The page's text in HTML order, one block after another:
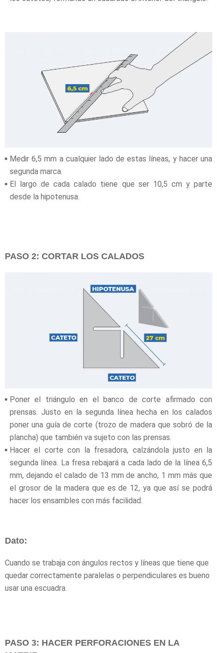
Medir 6,5 mm a cualquier lado de estas líneas, y hacer una
segunda marca.
El largo de cada calado tiene que ser 10,5 cm y parte
desde la hipotenusa.
PASO 2: CORTAR LOS CALADOS
Poner el triángulo en el banco de corte afirmado con
prensas. Justo en la segunda línea hecha en los calados
poner una guía de corte (trozo de madera que sobró de la
plancha) que también va sujeto con las prensas.
Hacer el corte con la fresadora, calzándola justo en la
segunda línea. La fresa rebajará a cada lado de la línea 6,5
mm, dejando el calado de 13 mm de ancho, 1 mm más que
el grosor de la madera que es de 12, ya que así se podrá
hacer los ensambles con más facilidad.
Dato:
Cuando se trabaja con ángulos rectos y líneas que tiene que
quedar correctamente paralelas o perpendiculares es bueno
usar una escuadra.
PASO 3: HACER PERFORACIONES EN LA